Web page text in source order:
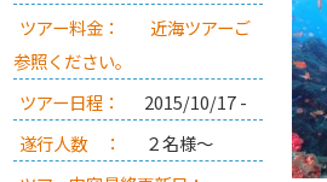
ツアー料金：
近海ツアーご
参照ください。
ツアー日程：
2015/10/17 -
遂行人数 ：
２名様～